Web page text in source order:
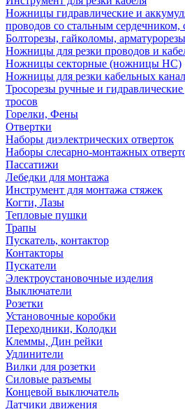
Ножницы гидравлические и
проводов со стальным сердечником,
Болторезы, гайколомы,
Ножницы для резки проводов и
Ножницы секторные (ножницы НС)
Ножницы для резки кабельных
Тросорезы ручные и
тросов
Горелки, Фены
Отвертки
Наборы диэлектрических отверток
Наборы слесарно-монтажных
Пассатижи
Лебедки для монтажа
Инструмент для монтажа стяжек
Когти, Лазы
Тепловые пушки
Трапы
Пускатель, контактор
Контакторы
Пускатели
Электроустановочные изделия
Выключатели
Розетки
Установочные коробки
Переходники, Колодки
Клеммы, Дин рейки
Удлинители
Вилки для розетки
Силовые разъемы
Концевой выключатель
Датчики движения